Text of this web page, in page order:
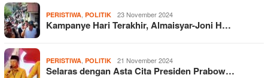
PERISTIWA POLITIK 23 November 2024
Kampanye Hari Terakhir, Almaisyar-Joni H…
PERISTIWA POLITIK 21 November 2024
Selaras dengan Asta Cita Presiden Prabow…